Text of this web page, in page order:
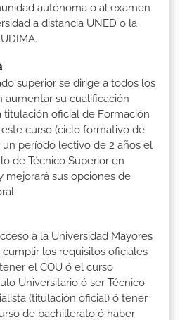
autónoma o al examen
a distancia UNED o la
superior se dirige a todos los
aumentar su cualificación
oficial de Formación
curso (ciclo formativo de
período lectivo de 2 años el
de Técnico Superior en
mejorará sus opciones de
a la Universidad Mayores
los requisitos oficiales
el COU ó el curso
Universitario ó ser Técnico
(titulación oficial) ó tener
de bachillerato ó haber